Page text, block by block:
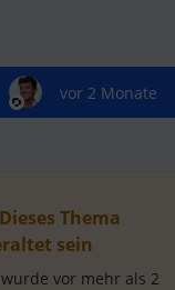
vor 2 Monate
Thema
sein
vor mehr als 2